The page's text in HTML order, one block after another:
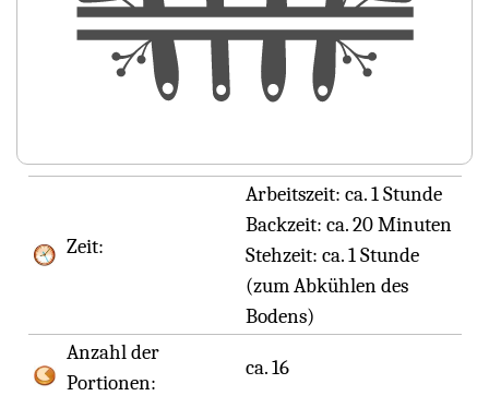
Zeit:
Arbeitszeit: ca. 1 Stunde
Backzeit: ca. 20 Minuten
Stehzeit: ca. 1 Stunde
(zum Abkühlen des
Bodens)
Anzahl der
Portionen:
ca. 16